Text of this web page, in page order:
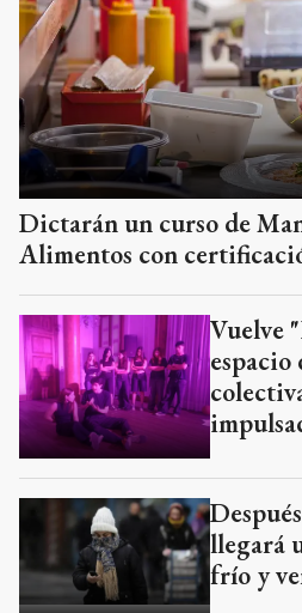
Dictarán un curso de
Alimentos con
Vuelve
espacio
llegará
frío y